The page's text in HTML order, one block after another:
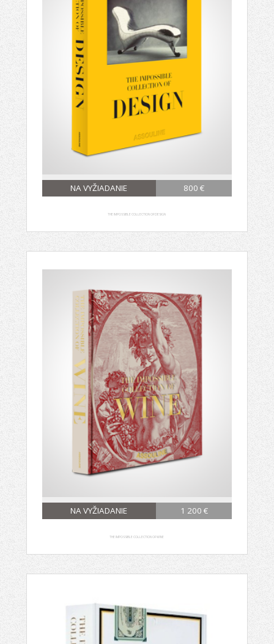
NA VYŽIADANIE 800 €
THE IMPOSSIBLE COLLECTION OF DESIGN
NA VYŽIADANIE 1 200 €
THE IMPOSSIBLE COLLECTION OF WINE